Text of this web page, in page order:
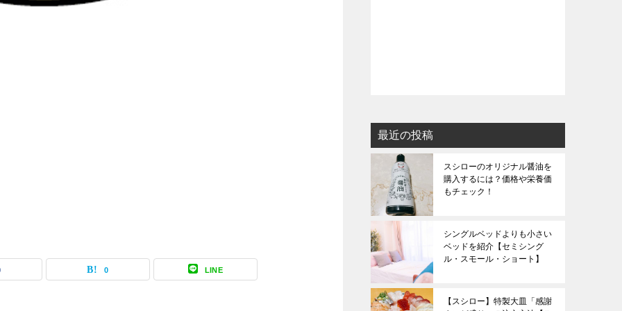
0 LINE
最近の投稿
スシローのオリジナル醤油を
購入するには？価格や栄養価
もチェック！
シングルベッドよりも小さい
ベッドを紹介【セミシング
ル・スモール・ショート】
【スシロー】特製大皿「感謝